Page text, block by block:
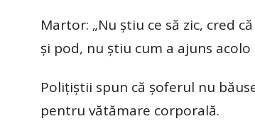
Martor: „Nu ştiu ce să zic, cred
şi pod, nu ştiu cum a ajuns
Poliţiştii spun că şoferul nu
pentru vătămare corporală.